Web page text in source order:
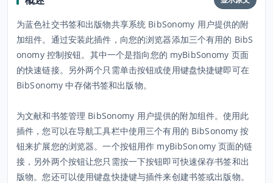
为蓝色社交书签和出版物共享系统 BibSonomy 用户提供的附
加组件。通过安装此插件，向您的浏览器添加三个有用的 BibS
onomy 控制按钮。其中一个是指向您的 myBibSonomy 页面
的快速链接。另外两个只需单击按钮或使用键盘快捷键即可在
BibSonomy 中存储书签和出版物。
为文献和书签管理 BibSonomy 用户提供的附加组件。使用此
插件，您可以在导航工具栏中使用三个有用的 BibSonomy 按
钮来扩展您的浏览器。一个按钮用作 myBibSonomy 页面的链
接，另外两个按钮让您只需按一下按钮即可快速保存书签和出
版物。您还可以使用键盘快捷键与插件来创建书签或出版物。